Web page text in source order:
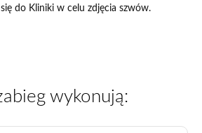
się do Kliniki w celu zdjęcia szwów.
wykonują: